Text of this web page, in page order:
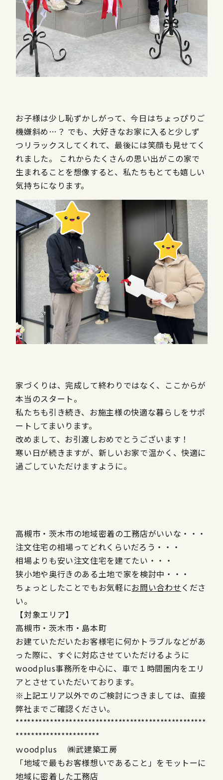
お子様は少し恥ずかしがって、今日はちょっぴりご
機嫌斜め…？ でも、大好きなお家に入ると少しず
つリラックスしてくれて、最後には笑顔も見せてく
れました。 これからたくさんの思い出がこの家で
生まれることを想像すると、私たちもとても嬉しい
気持ちになります。
家づくりは、完成して終わりではなく、ここからが
本当のスタート。
私たちも引き続き、お施主様の快適な暮らしをサポ
ートしてまいります。
改めまして、お引渡しおめでとうございます！
寒い日が続きますが、新しいお家で温かく、快適に
過ごしていただけますように。
高槻市・茨木市の地域密着の工務店がいいな・・・
注文住宅の相場ってどれくらいだろう・・・
相場よりも安い注文住宅を建てたい・・・
狭小地や奥行きのある土地で家を検討中・・・
ちょっとしたことでもお気軽にお問い合わせくださ
い。
【対象エリア】
高槻市・茨木市・島本町
お建ていただいたお客様宅に何かトラブルなどがあ
った際に、すぐに対応させていただけるように
woodplus事務所を中心に、車で１時間圏内をエリ
アとさせていただいております。
※上記エリア以外でのご検討につきましては、直接
弊社までご確認ください。
**************************************************
**********************
ｗoodplus ㈱武建築工房
「地域で最もお客様想いであること」をモットーに
地域に密着した工務店